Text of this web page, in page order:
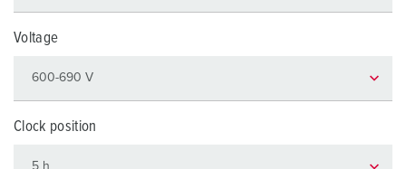
Voltage
Clock position